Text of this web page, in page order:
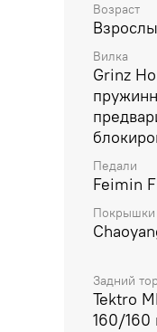
дляВозраст
Вилка
Grinz
Педали
Feimin
Покрышки
Задний
Tektro
160/160